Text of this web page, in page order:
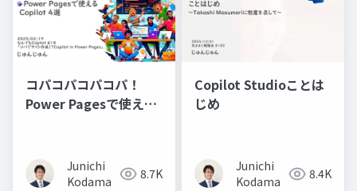
コパコパコパコパ！
Power Pagesで使える
Junichi
Kodama
8.7K
Copilot Studioことは
じめ
Junichi
Kodama
8.4K